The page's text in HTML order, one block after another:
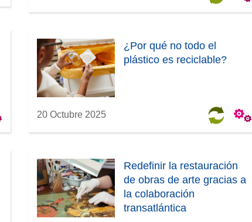
¿Por qué no todo el
plástico es reciclable?
20 Octubre 2025
Redefinir la restauración
de obras de arte gracias a
la colaboración
transatlántica